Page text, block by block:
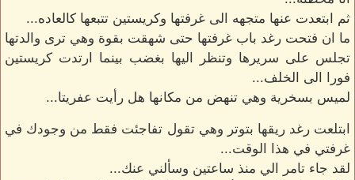
ثم ابتعدت عنها متجهه الى غرفتها وكريستين تتبعها كالعاده...
ما ان فتحت رغد باب غرفتها حتى شهقت بقوة وهي ترى والدتها
تجلس على سريرها وتنظر اليها بغضب بينما ارتدت كريستين
فورا الى الخلف...
لميس بسخرية وهي تنهض من مكانها هل رأيت عفريتا...
ابتلعت رغد ريقها بتوتر وهي تقول تفاجئت فقط من وجودك في
غرفتي في هذا الوقت...
لقد جاء تامر الي منذ ساعتين وسألني عنك...